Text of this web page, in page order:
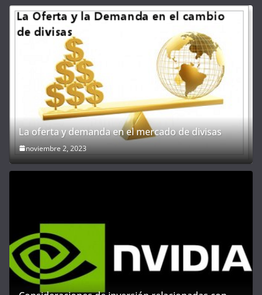
La oferta y demanda en el mercado de divisas
noviembre 2, 2023